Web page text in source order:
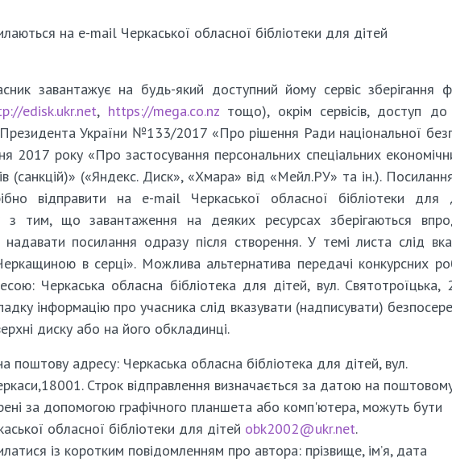
на e-mail Черкаської обласної бібліотеки для дітей
завантажує на будь-який доступний йому сервіс зберігання
edisk.ukr.net, https://mega.co.nzтощо), окрім сервісів, доступ до
України №133/2017 «Про рішення Ради національної
2017 року «Про застосування персональних спеціальних
(санкцій)» («Яндекс. Диск», «Хмара» від «Мейл.РУ» та ін.).
відправити на e-mail Черкаської обласної бібліотеки для
з тим, що завантаження на деяких ресурсах зберігаються
посилання одразу після створення. У темі листа слід
в серці». Можлива альтернатива передачі конкурсних
Черкаська обласна бібліотека для дітей, вул. Святотроїцька,
інформацію про учасника слід вказувати (надписувати)
диску або на його обкладинці.
поштову адресу: Черкаська обласна бібліотека для дітей, вул.
Строк відправлення визначається за датою на
за допомогою графічного планшета або комп'ютера, можуть бути
обласної бібліотеки для дітей obk2002@ukr.net.
із коротким повідомленням про автора: прізвище, ім’я, дата